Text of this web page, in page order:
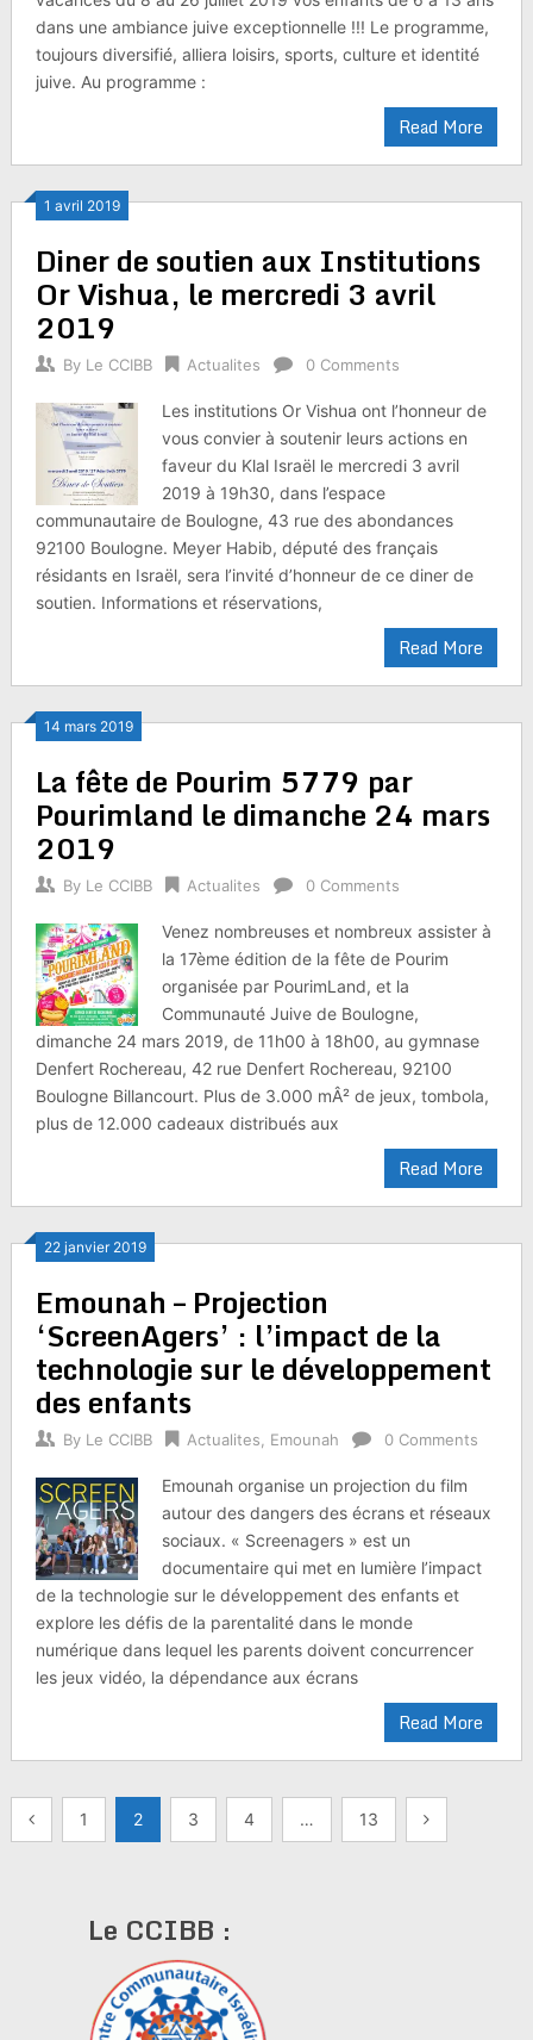
dans une ambiance juive exceptionnelle !!! Le programme,
toujours diversifié, alliera loisirs, sports, culture et identité
juive. Au programme :
Read More
1 avril 2019
Diner de soutien aux Institutions
Or Vishua, le mercredi 3 avril
2019
By Le CCIBB Actualites 0 Comments
Les institutions Or Vishua ont l’honneur de
vous convier à soutenir leurs actions en
faveur du Klal Israël le mercredi 3 avril
2019 à 19h30, dans l’espace
communautaire de Boulogne, 43 rue des abondances
92100 Boulogne. Meyer Habib, député des français
résidants en Israël, sera l’invité d’honneur de ce diner de
soutien. Informations et réservations,
Read More
14 mars 2019
La fête de Pourim 5779 par
Pourimland le dimanche 24 mars
2019
By Le CCIBB Actualites 0 Comments
Venez nombreuses et nombreux assister à
la 17ème édition de la fête de Pourim
organisée par PourimLand, et la
Communauté Juive de Boulogne,
dimanche 24 mars 2019, de 11h00 à 18h00, au gymnase
Denfert Rochereau, 42 rue Denfert Rochereau, 92100
Boulogne Billancourt. Plus de 3.000 mÂ² de jeux, tombola,
plus de 12.000 cadeaux distribués aux
Read More
22 janvier 2019
Emounah – Projection
‘ScreenAgers’ : l’impact de la
technologie sur le développement
des enfants
By Le CCIBB Actualites Emounah 0 Comments
Emounah organise un projection du film
autour des dangers des écrans et réseaux
sociaux. « Screenagers » est un
documentaire qui met en lumière l’impact
de la technologie sur le développement des enfants et
explore les défis de la parentalité dans le monde
numérique dans lequel les parents doivent concurrencer
les jeux vidéo, la dépendance aux écrans
Read More
Pagination
1 2 3 4 … 13
Le CCIBB :